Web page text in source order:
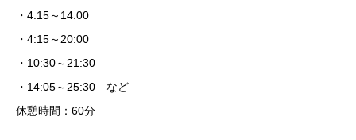
・4:15～14:00
・4:15～20:00
・10:30～21:30
・14:05～25:30 など
休憩時間：60分